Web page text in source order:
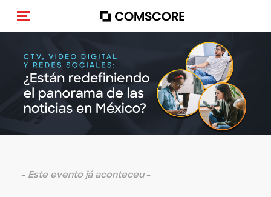
Alternar navegação
- Este evento já aconteceu-